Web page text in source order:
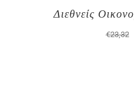
Διεθνείς
€23,32